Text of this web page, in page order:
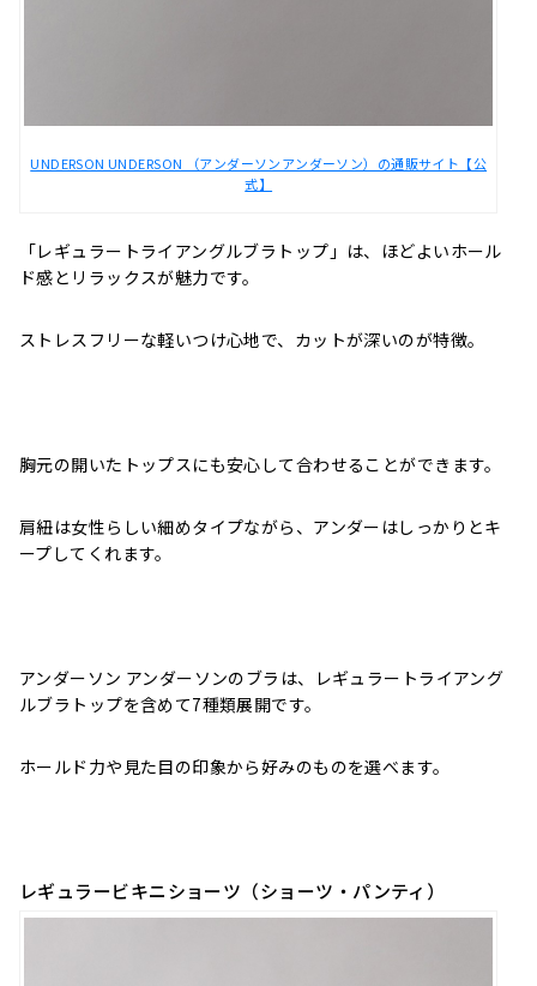
UNDERSON UNDERSON （アンダーソンアンダーソン）の通販サイト【公
式】
「レギュラートライアングルブラトップ」は、ほどよいホール
ド感とリラックスが魅力です。
ストレスフリーな軽いつけ心地で、カットが深いのが特徴。
胸元の開いたトップスにも安心して合わせることができます。
肩紐は女性らしい細めタイプながら、アンダーはしっかりとキ
ープしてくれます。
アンダーソン アンダーソンのブラは、
レギュラートライアング
ルブラトップを含めて7種類展開です。
ホールド力や見た目の印象から好みのものを選べます。
レギュラービキニショーツ（ショーツ・パンティ）